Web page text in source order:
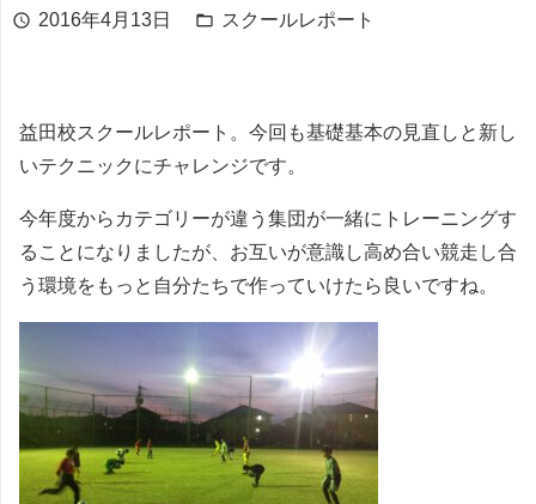
schedule 2016年4月13日 folder_open スクールレポート
益田校スクールレポート。今回も基礎基本の見直しと新し
いテクニックにチャレンジです。
今年度からカテゴリーが違う集団が一緒にトレーニングす
ることになりましたが、お互いが意識し高め合い競走し合
う環境をもっと自分たちで作っていけたら良いですね。